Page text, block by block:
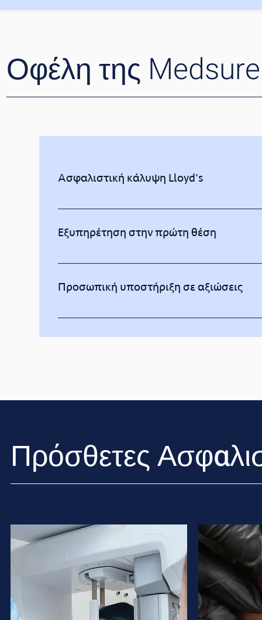
Οφέλη της Medsure
Ασφαλιστική κάλυψη Lloyd's
Η ασφαλιστική κάλυψη πραγματοποιείται από τη
αυτούς και να βρίσκουμε ολοκληρωμένη ασφαλιστική
Εξυπηρέτηση στην πρώτη θέση
Όταν είστε ασφαλισμένος στην Taurus, επωφεληθείτε
προτεραιοτήτων μας. Αυτό αντικατοπτρίζεται στην
Προσωπική υποστήριξη σε αξιώσεις
Σε εμάς, η υπηρεσία δεν τελειώνει μόλις υπογράψετε
Πρόσθετες